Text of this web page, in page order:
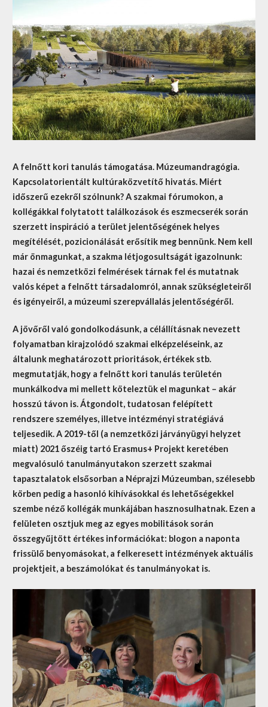
A felnőtt kori tanulás támogatása. Múzeumandragógia.
Kapcsolatorientált kultúraközvetítő hivatás. Miért
időszerű ezekről szólnunk? A szakmai fórumokon, a
kollégákkal folytatott találkozások és eszmecserék során
szerzett inspiráció a terület jelentőségének helyes
megítélését, pozicionálását erősítik meg bennünk. Nem kell
már önmagunkat, a szakma létjogosultságát igazolnunk:
hazai és nemzetközi felmérések tárnak fel és mutatnak
valós képet a felnőtt társadalomról, annak szükségleteiről
és igényeiről, a múzeumi szerepvállalás jelentőségéről.
A jövőről való gondolkodásunk, a célállításnak nevezett
folyamatban kirajzolódó szakmai elképzeléseink, az
általunk meghatározott prioritások, értékek stb.
megmutatják, hogy a felnőtt kori tanulás területén
munkálkodva mi mellett köteleztük el magunkat – akár
hosszú távon is. Átgondolt, tudatosan felépített
rendszere személyes, illetve intézményi stratégiává
teljesedik. A 2019-től (a nemzetközi járványügyi helyzet
miatt) 2021 őszéig tartó Erasmus+ Projekt keretében
megvalósuló tanulmányutakon szerzett szakmai
tapasztalatok elsősorban a Néprajzi Múzeumban, szélesebb
körben pedig a hasonló kihívásokkal és lehetőségekkel
szembe néző kollégák munkájában hasznosulhatnak. Ezen a
felületen osztjuk meg az egyes mobilitások során
összegyűjtött értékes információkat: blogon a naponta
frissülő benyomásokat, a felkeresett intézmények aktuális
projektjeit, a beszámolókat és tanulmányokat is.